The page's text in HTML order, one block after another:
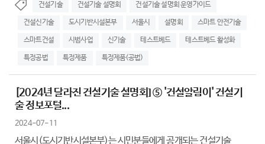
건설기술 건설기술 설명회 건설기술 설명회 운영가이드
건설신기술 도시기반시설본부 서울시 설명회 스마트 안전기술
스마트건설 시범사업 신기술 테스트베드 테스트베드 활성화
특정공법 특정제품 특정제품(공법)
[2024년 달라진 건설기술 설명회] ⑤ '건설알림이' 건설기
술 정보포털...
2024-07-11
서울시(도시기반시설본부)는 시민분들에게 공개되는 건설기술